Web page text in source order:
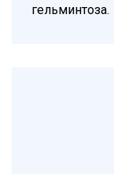
гельминтоза.